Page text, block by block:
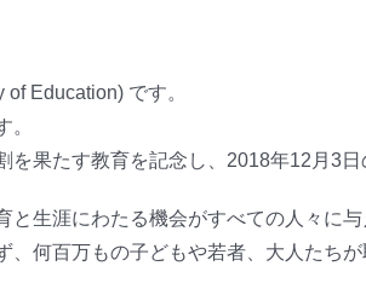
Education) です。
。
を果たす教育を記念し、2018年12月3
と生涯にわたる機会がすべての人々に
何百万もの子どもや若者、大人たちが